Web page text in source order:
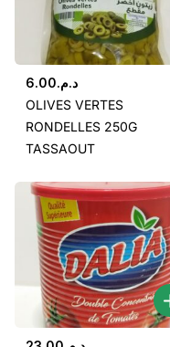
د.م.6.00
OLIVES VERTES
RONDELLES 250G
TASSAOUT